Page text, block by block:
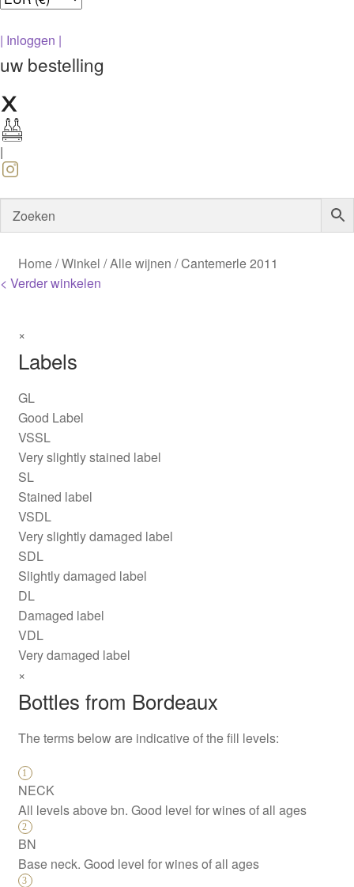
| Inloggen |
uw bestelling
|
Home/Winkel /Alle wijnen /Cantemerle 2011
< Verder winkelen
×
Labels
GL
Good Label
VSSL
Very slightly stained label
SL
Stained label
VSDL
Very slightly damaged label
SDL
Slightly damaged label
DL
Damaged label
VDL
Very damaged label
×
Bottles from Bordeaux
The terms below are indicative of the fill levels:
NECK
All levels above bn. Good level for wines of all ages
BN
Base neck. Good level for wines of all ages